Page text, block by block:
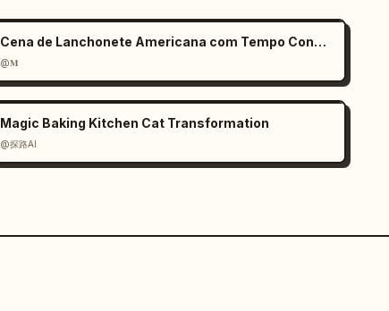
Cena de Lanchonete Americana com Tempo Congelado
@𝐌
Magic Baking Kitchen Cat Transformation
@探路AI